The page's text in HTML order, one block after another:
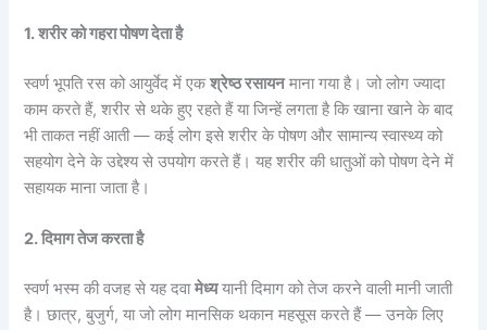
1. शरीर को गहरा पोषण देता है
स्वर्ण भूपति रस को आयुर्वेद में एकश्रेष्ठ रसायनमाना गया है। जो लोग ज्यादा
काम करते हैं, शरीर से थके हुए रहते हैं या जिन्हें लगता है कि खाना खाने के बाद
भी ताकत नहीं आती — कई लोग इसे शरीर के पोषण और सामान्य स्वास्थ्य को
सहयोग देने के उद्देश्य से उपयोग करते हैं। यह शरीर की धातुओं को पोषण देने में
सहायक माना जाता है।
2. दिमाग तेज करता है
स्वर्ण भस्म की वजह से यह दवामेध्ययानी दिमाग को तेज करने वाली मानी जाती
है। छात्र, बुजुर्ग, या जो लोग मानसिक थकान महसूस करते हैं — उनके लिए